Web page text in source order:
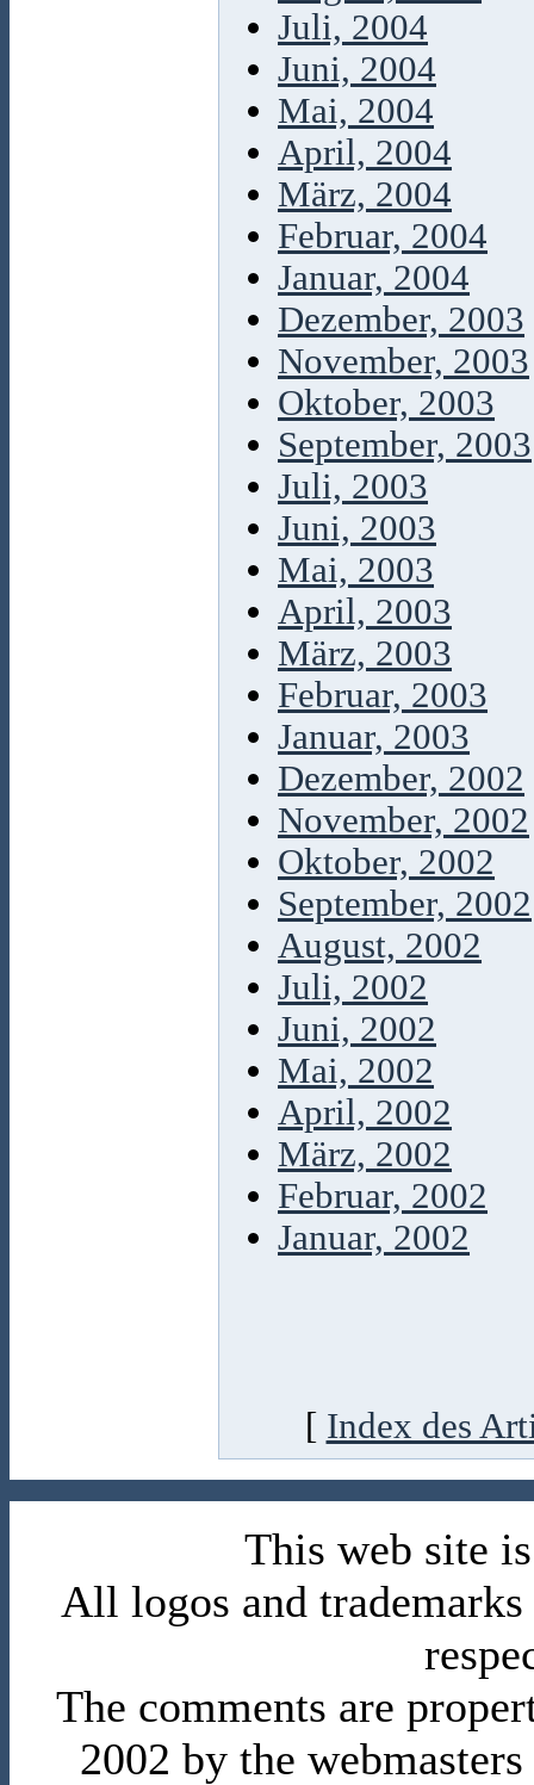
Juli, 2004
Juni, 2004
Mai, 2004
April, 2004
März, 2004
Februar, 2004
Januar, 2004
Dezember, 2003
November, 2003
Oktober, 2003
September, 2003
Juli, 2003
Juni, 2003
Mai, 2003
April, 2003
März, 2003
Februar, 2003
Januar, 2003
Dezember, 2002
November, 2002
Oktober, 2002
September, 2002
August, 2002
Juli, 2002
Juni, 2002
Mai, 2002
April, 2002
März, 2002
Februar, 2002
Januar, 2002
[ Index des
This web site
All logos and
The comments are
2002 by the